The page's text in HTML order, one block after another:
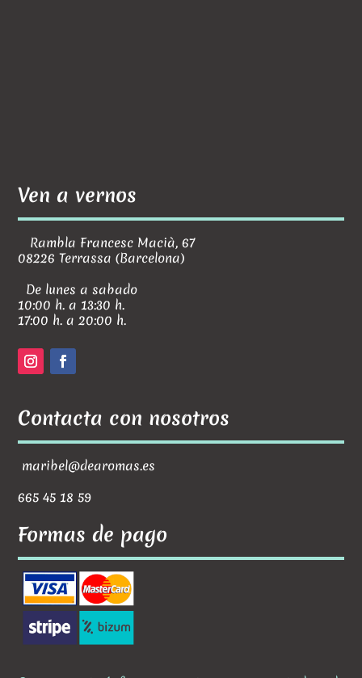
Ven a vernos
Rambla Francesc Macià, 67
08226 Terrassa (Barcelona)
De lunes a sabado
10:00 h. a 13:30 h.
17:00 h. a 20:00 h.
Contacta con nosotros
maribel@dearomas.es
665 45 18 59
Formas de pago